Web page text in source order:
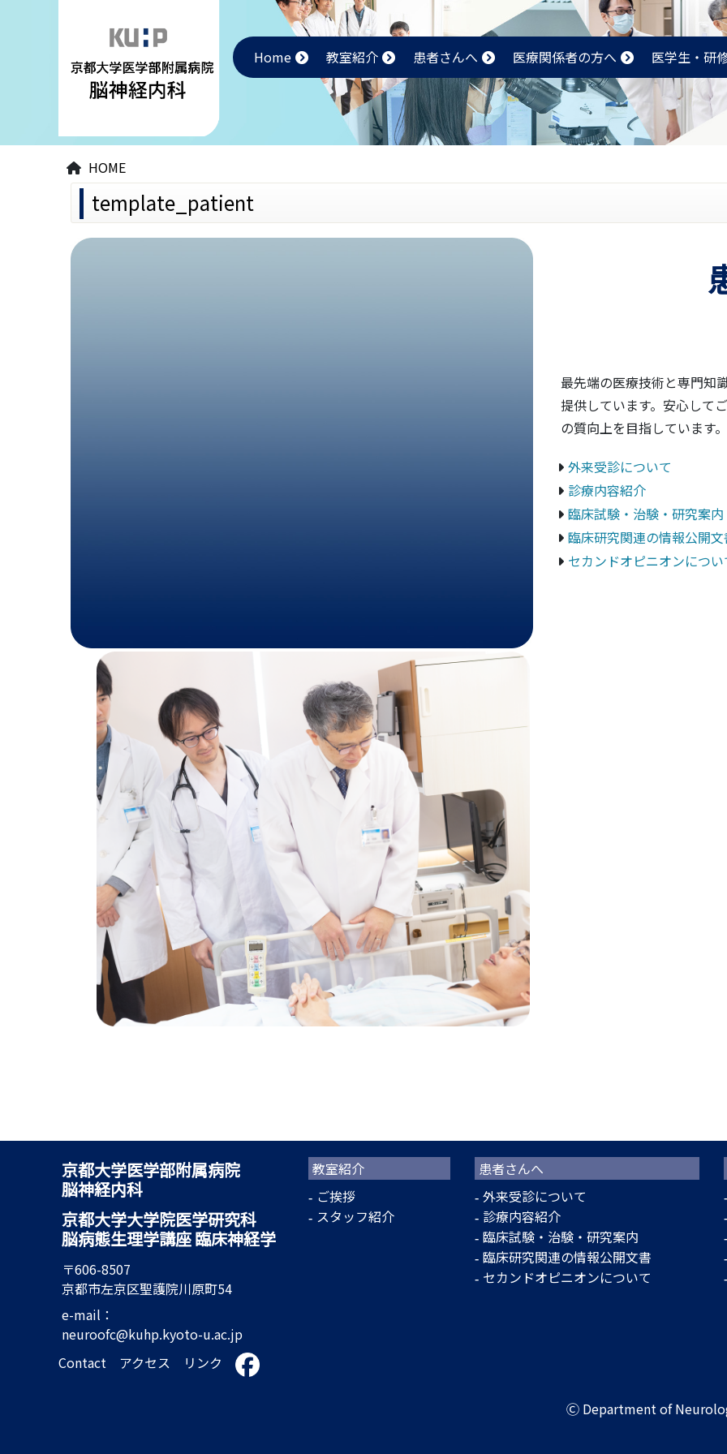
Home
教室紹介 患者さんへ 医療関係者の方へ 医学生・研
HOME
template_patient
最先端の医療技術と専門知
提供しています。安心して
の質向上を目指しています。
外来受診について
診療内容紹介
臨床試験・治験・研究案内
臨床研究関連の情報公開文
セカンドオピニオンについ
京都大学医学部附属病院
脳神経内科
京都大学大学院医学研究科
脳病態生理学講座 臨床神経学
〒606-8507
京都市左京区聖護院川原町54
e-mail：
neuroofc@kuhp.kyoto-u.ac.jp
Contact
アクセス リンク
教室紹介
ご挨拶
スタッフ紹介
患者さんへ
外来受診について
診療内容紹介
臨床試験・治験・研究案内
臨床研究関連の情報公開文書
セカンドオピニオンについて
Ⓒ Department of